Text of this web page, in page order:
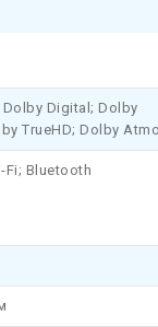
Dolby Digital; Dolby
TrueHD; Dolby
Fi; Bluetooth